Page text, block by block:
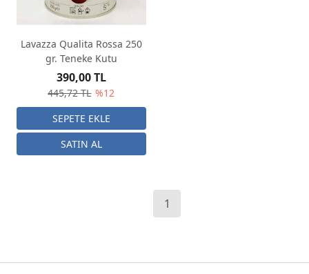
Lavazza Qualita Rossa 250
gr. Teneke Kutu
445,72 TL %12
390,00 TL
1